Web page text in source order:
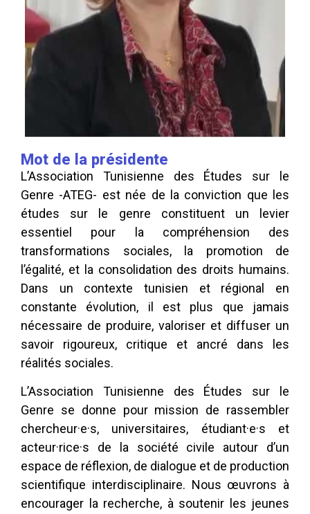
Mot de la présidente
L’Association Tunisienne des Études sur le
Genre -ATEG- est née de la conviction que les
études sur le genre constituent un levier
essentiel pour la compréhension des
transformations sociales, la promotion de
l’égalité, et la consolidation des droits humains.
Dans un contexte tunisien et régional en
constante évolution, il est plus que jamais
nécessaire de produire, valoriser et diffuser un
savoir rigoureux, critique et ancré dans les
réalités sociales.
L’Association Tunisienne des Études sur le
Genre se donne pour mission de rassembler
chercheur·e·s, universitaires, étudiant·e·s et
acteur·rice·s de la société civile autour d’un
espace de réflexion, de dialogue et de production
scientifique interdisciplinaire. Nous œuvrons à
encourager la recherche, à soutenir les jeunes